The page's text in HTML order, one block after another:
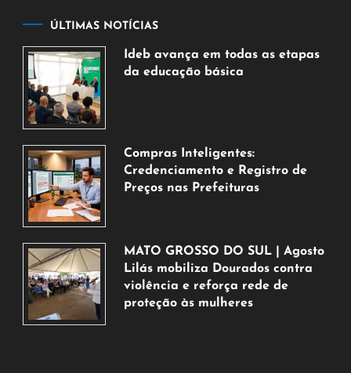
ÚLTIMAS NOTÍCIAS
Ideb avança em todas as etapas
da educação básica
de
2026
Compras Inteligentes:
Credenciamento e Registro de
Preços nas Prefeituras
agosto
de
2026
MATO GROSSO DO SUL | Agosto
Lilás mobiliza Dourados contra
violência e reforça rede de
proteção às mulheres